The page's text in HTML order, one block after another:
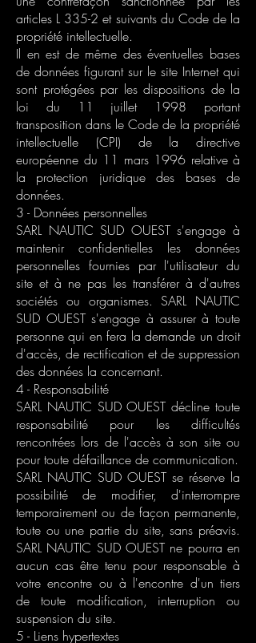
articles L 335-2 et suivants du Code de la
propriété intellectuelle.
Il en est de même des éventuelles bases
de données figurant sur le site Internet qui
sont protégées par les dispositions de la
loi du 11 juillet 1998 portant
transposition dans le Code de la propriété
intellectuelle (CPI) de la directive
européenne du 11 mars 1996 relative à
la protection juridique des bases de
données.
3 - Données personnelles
SARL NAUTIC SUD OUEST s'engage à
maintenir confidentielles les données
personnelles fournies par l'utilisateur du
site et à ne pas les transférer à d'autres
sociétés ou organismes. SARL NAUTIC
SUD OUEST s'engage à assurer à toute
personne qui en fera la demande un droit
d'accès, de rectification et de suppression
des données la concernant.
4 - Responsabilité
SARL NAUTIC SUD OUEST décline toute
responsabilité pour les difficultés
rencontrées lors de l'accès à son site ou
pour toute défaillance de communication.
SARL NAUTIC SUD OUEST se réserve la
possibilité de modifier, d'interrompre
temporairement ou de façon permanente,
toute ou une partie du site, sans préavis.
SARL NAUTIC SUD OUEST ne pourra en
aucun cas être tenu pour responsable à
votre encontre ou à l'encontre d'un tiers
de toute modification, interruption ou
suspension du site.
5 - Liens hypertextes